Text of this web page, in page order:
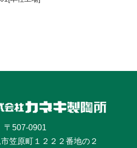
〒507-0901
笠原町１２２２番地の２